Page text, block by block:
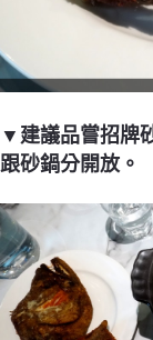
▼建議品嘗招牌
跟砂鍋分開放。